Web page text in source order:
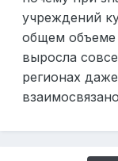
учреждений
общем объеме
выросла
регионах